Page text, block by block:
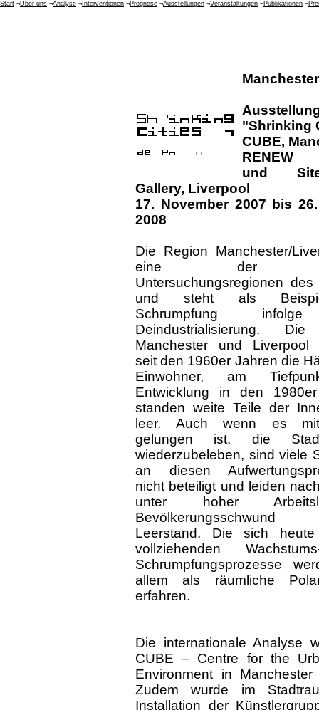
"Shrinking
CUBE,
RENEW
und
Gallery, Liverpool
17. November 2007 bis
2008
Die Region Manchester/
eine der
Untersuchungsregionen des
und steht als
Schrumpfung
Deindustrialisierung.
Manchester und Liverpool
seit den 1960er Jahren die
Einwohner, am
Entwicklung in den
standen weite Teile der
leer. Auch wenn es
gelungen ist, die
wiederzubeleben, sind viele
an diesen
nicht beteiligt und leiden
unter hoher
Leerstand. Die sich heute
vollziehenden
Schrumpfungsprozesse
allem als räumliche
erfahren.
Die internationale Analyse
CUBE – Centre for the
Environment in Manchester
Zudem wurde im
Installation der
Start ¬Über uns ¬Analyse ¬ Interventionen ¬Prognose ¬Ausstellungen ¬Veranstaltungen ¬Publikationen ¬